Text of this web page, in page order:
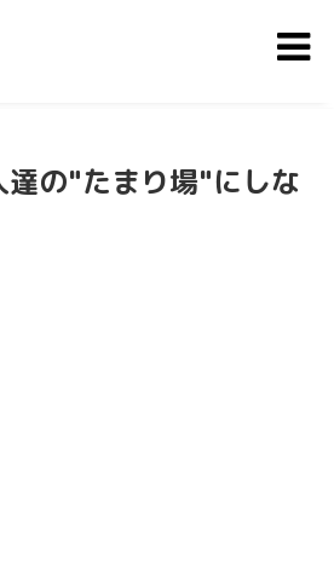
達の"たまり場"にしな